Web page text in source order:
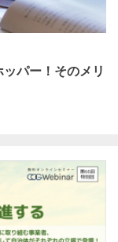
パー！そのメリ